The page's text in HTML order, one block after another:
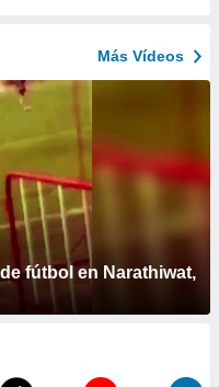
Más Vídeos
fútbol en Narathiwat,